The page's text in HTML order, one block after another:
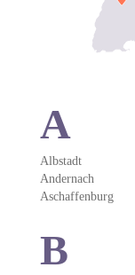
A
Albstadt
Andernach
Aschaffenburg
B